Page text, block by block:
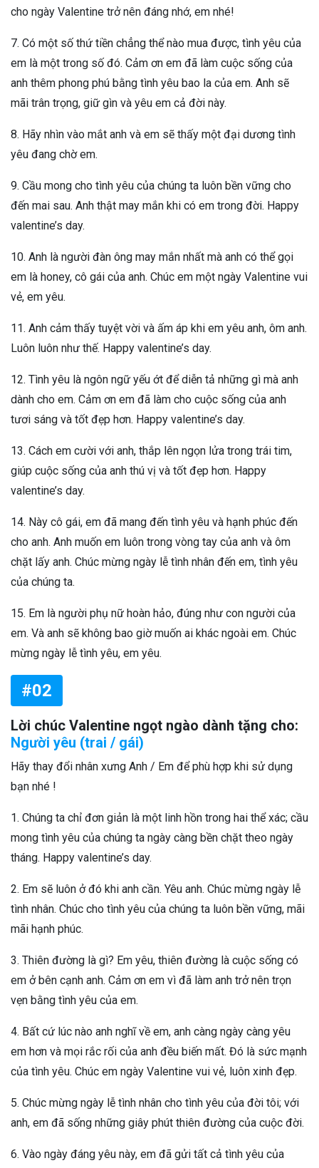
cho ngày Valentine trở nên đáng nhớ, em nhé!
7. Có một số thứ tiền chẳng thể nào mua được, tình yêu của
em là một trong số đó. Cảm ơn em đã làm cuộc sống của
anh thêm phong phú bằng tình yêu bao la của em. Anh sẽ
mãi trân trọng, giữ gìn và yêu em cả đời này.
8. Hãy nhìn vào mắt anh và em sẽ thấy một đại dương tình
yêu đang chờ em.
9. Cầu mong cho tình yêu của chúng ta luôn bền vững cho
đến mai sau. Anh thật may mắn khi có em trong đời. Happy
valentine’s day.
10. Anh là người đàn ông may mắn nhất mà anh có thể gọi
em là honey, cô gái của anh. Chúc em một ngày Valentine vui
vẻ, em yêu.
11. Anh cảm thấy tuyệt vời và ấm áp khi em yêu anh, ôm anh.
Luôn luôn như thế. Happy valentine’s day.
12. Tình yêu là ngôn ngữ yếu ớt để diễn tả những gì mà anh
dành cho em. Cảm ơn em đã làm cho cuộc sống của anh
tươi sáng và tốt đẹp hơn. Happy valentine’s day.
13. Cách em cười với anh, thắp lên ngọn lửa trong trái tim,
giúp cuộc sống của anh thú vị và tốt đẹp hơn. Happy
valentine’s day.
14. Này cô gái, em đã mang đến tình yêu và hạnh phúc đến
cho anh. Anh muốn em luôn trong vòng tay của anh và ôm
chặt lấy anh. Chúc mừng ngày lễ tình nhân đến em, tình yêu
của chúng ta.
15. Em là người phụ nữ hoàn hảo, đúng như con người của
em. Và anh sẽ không bao giờ muốn ai khác ngoài em. Chúc
mừng ngày lễ tình yêu, em yêu.
#02
Lời chúc Valentine ngọt ngào dành tặng cho:
Người yêu (trai / gái)
Hãy thay đổi nhân xưng Anh / Em để phù hợp khi sử dụng
bạn nhé !
1. Chúng ta chỉ đơn giản là một linh hồn trong hai thể xác; cầu
mong tình yêu của chúng ta ngày càng bền chặt theo ngày
tháng. Happy valentine’s day.
2. Em sẽ luôn ở đó khi anh cần. Yêu anh. Chúc mừng ngày lễ
tình nhân. Chúc cho tình yêu của chúng ta luôn bền vững, mãi
mãi hạnh phúc.
3. Thiên đường là gì? Em yêu, thiên đường là cuộc sống có
em ở bên cạnh anh. Cảm ơn em vì đã làm anh trở nên trọn
vẹn bằng tình yêu của em.
4. Bất cứ lúc nào anh nghĩ về em, anh càng ngày càng yêu
em hơn và mọi rắc rối của anh đều biến mất. Đó là sức mạnh
của tình yêu. Chúc em ngày Valentine vui vẻ, luôn xinh đẹp.
5. Chúc mừng ngày lễ tình nhân cho tình yêu của đời tôi; với
anh, em đã sống những giây phút thiên đường của cuộc đời.
6. Vào ngày đáng yêu này, em đã gửi tất cả tình yêu của